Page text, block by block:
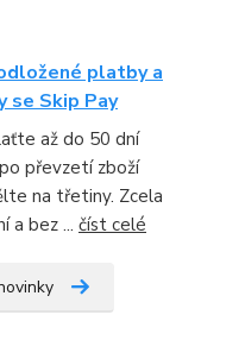
platby a
se Skip Pay
až do 50 dní
převzetí zboží
na třetiny. Zcela
a bez ... číst celé